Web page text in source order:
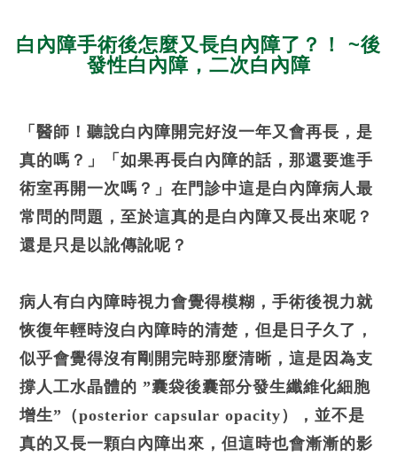
白內障手術後怎麼又長白內障了？！ ~後
發性白內障，二次白內障
「醫師！聽說白內障開完好沒一年又會再長，是
真的嗎？」「如果再長白內障的話，那還要進手
術室再開一次嗎？」在門診中這是白內障病人最
常問的問題，至於這真的是白內障又長出來呢？
還是只是以訛傳訛呢？
病人有白內障時視力會覺得模糊，手術後視力就
恢復年輕時沒白內障時的清楚，但是日子久了，
似乎會覺得沒有剛開完時那麼清晰，這是因為支
撐人工水晶體的 ”囊袋後囊部分發生纖維化細胞
增生”（posterior capsular opacity），並不是
真的又長一顆白內障出來，但這時也會漸漸的影